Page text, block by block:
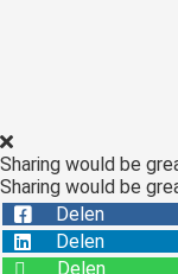
Sharing would be
Sharing would be
Delen
Delen
Delen